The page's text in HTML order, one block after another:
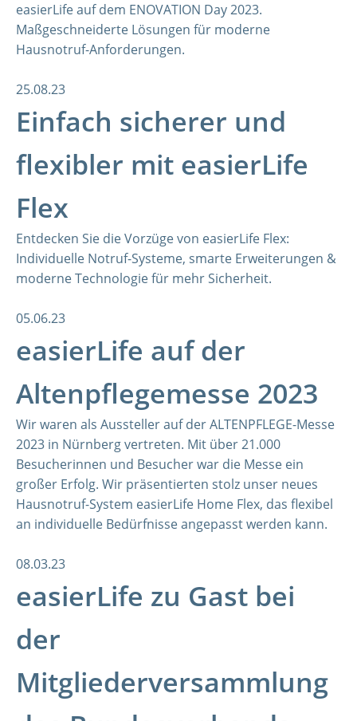
easierLife auf dem ENOVATION Day 2023.
Maßgeschneiderte Lösungen für moderne
Hausnotruf-Anforderungen.
25.08.23
Einfach sicherer und
flexibler mit easierLife
Flex
Entdecken Sie die Vorzüge von easierLife Flex:
Individuelle Notruf-Systeme, smarte Erweiterungen &
moderne Technologie für mehr Sicherheit.
05.06.23
easierLife auf der
Altenpflegemesse 2023
Wir waren als Aussteller auf der ALTENPFLEGE-Messe
2023 in Nürnberg vertreten. Mit über 21.000
Besucherinnen und Besucher war die Messe ein
großer Erfolg. Wir präsentierten stolz unser neues
Hausnotruf-System easierLife Home Flex, das flexibel
an individuelle Bedürfnisse angepasst werden kann.
08.03.23
easierLife zu Gast bei
der
Mitgliederversammlung